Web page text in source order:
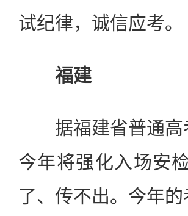
试纪律，诚信应考。
福建
据福建省普通高
今年将强化入场安
了、传不出。今年